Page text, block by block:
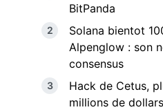
BitPanda
Solana bientot
Alpenglow : son
consensus
Hack de Cetus,
millions de